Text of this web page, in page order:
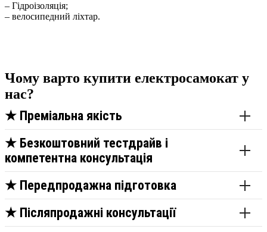
– Гідроізоляція;
– велосипедний ліхтар.
Чому варто купити електросамокат у
нас?
★ Преміальна якість
★ Безкоштовний тестдрайв і
компетентна консультація
★ Передпродажна підготовка
★ Післяпродажні консультації